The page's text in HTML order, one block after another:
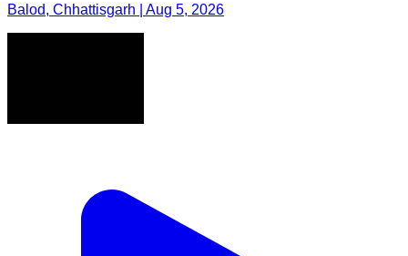
Balod, Chhattisgarh | Aug 5, 2026